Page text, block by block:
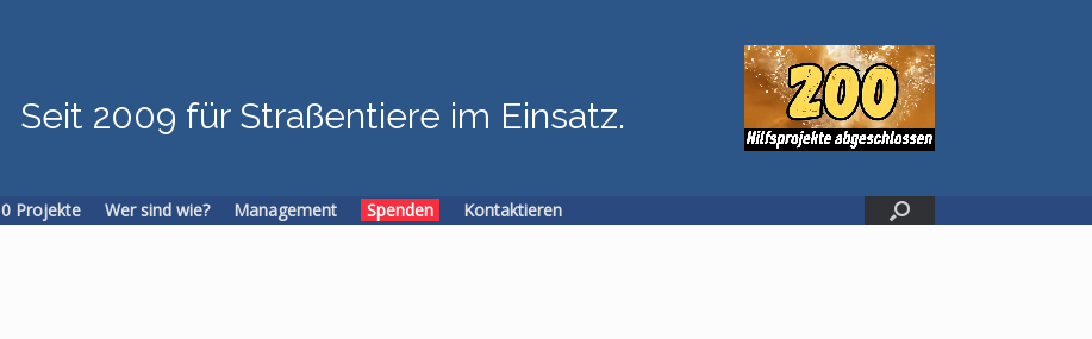
Seit 2009 für Straßentiere im Einsatz.
Projekte Wer sind wie? Management Spenden Kontaktieren